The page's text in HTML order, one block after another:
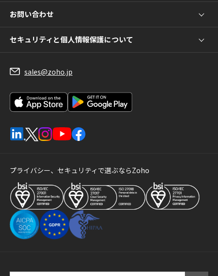
お問い合わせ
セキュリティと個人情報保護について
sales@zoho.jp
プライバシー、セキュリティで選ぶならZoho